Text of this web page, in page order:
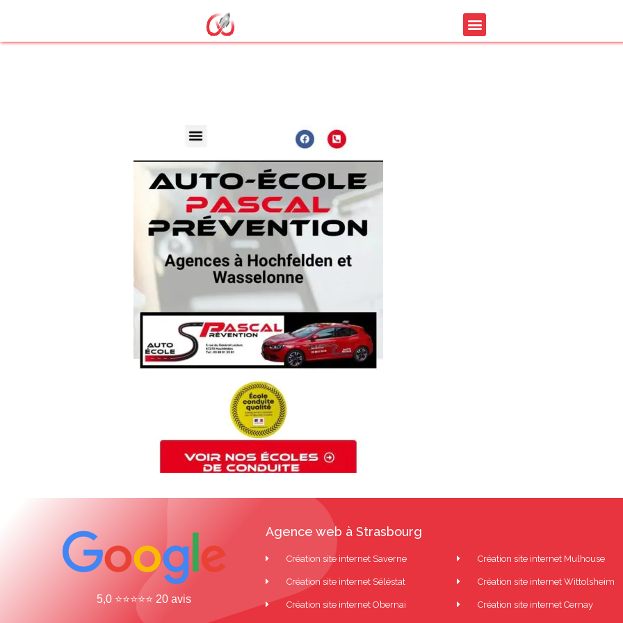
5,0 ⭐⭐⭐⭐⭐ 20 avis
Agence web à Strasbourg
Création site internet Saverne
Création site internet Séléstat
Création site internet Obernai
Création site internet Mulhouse
Création site internet Wittolsheim
Création site internet Cernay